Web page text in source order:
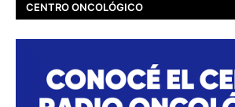
CENTRO ONCOLÓGICO